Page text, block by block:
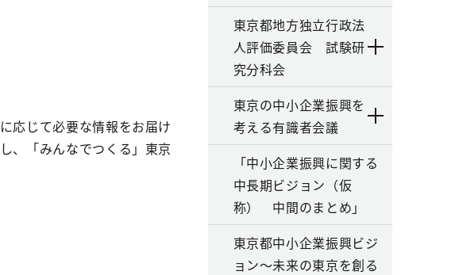
応じて必要な情報をお届け
、「みんなでつくる」東京
東京都地方独立行政法
人評価委員会 試験研
究分科会
東京の中小企業振興を
考える有識者会議
「中小企業振興に関する
中長期ビジョン（仮
称） 中間のまとめ」
東京都中小企業振興ビジ
ョン～未来の東京を創る